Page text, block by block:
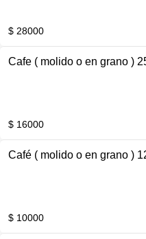
$ 28000
Cafe ( molido o en grano )
$ 16000
Café ( molido o en grano )
$ 10000